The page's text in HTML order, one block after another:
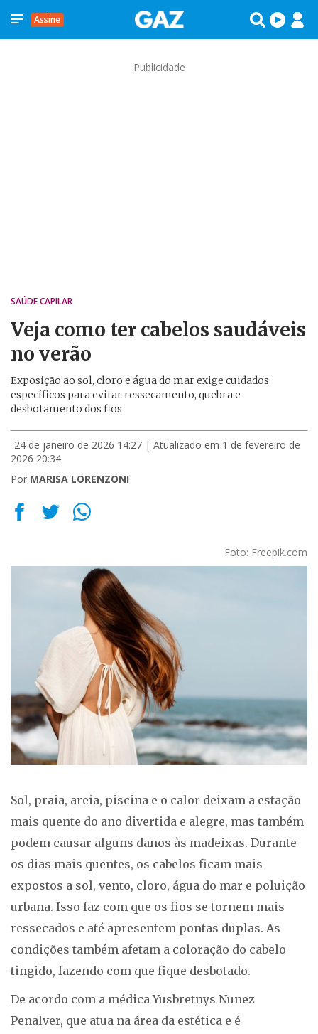
Assine
Publicidade
SAÚDE CAPILAR
Veja como ter cabelos saudáveis
no verão
Exposição ao sol, cloro e água do mar exige cuidados
específicos para evitar ressecamento, quebra e
desbotamento dos fios
24 de janeiro de 2026 14:27 | Atualizado em 1 de fevereiro de
2026 20:34
Por MARISA LORENZONI
Foto: Freepik.com
Sol, praia, areia, piscina e o calor deixam a estação
mais quente do ano divertida e alegre, mas também
podem causar alguns danos às madeixas. Durante
os dias mais quentes, os cabelos ficam mais
expostos a sol, vento, cloro, água do mar e poluição
urbana. Isso faz com que os fios se tornem mais
ressecados e até apresentem pontas duplas. As
condições também afetam a coloração do cabelo
tingido, fazendo com que fique desbotado.
De acordo com a médica Yusbretnys Nunez
Penalver, que atua na área da estética e é